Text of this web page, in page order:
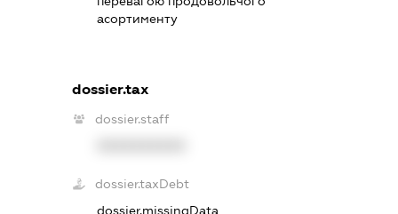
асортименту
dossier.tax
dossier.staff
dossier.taxDebt
dossier.missingData